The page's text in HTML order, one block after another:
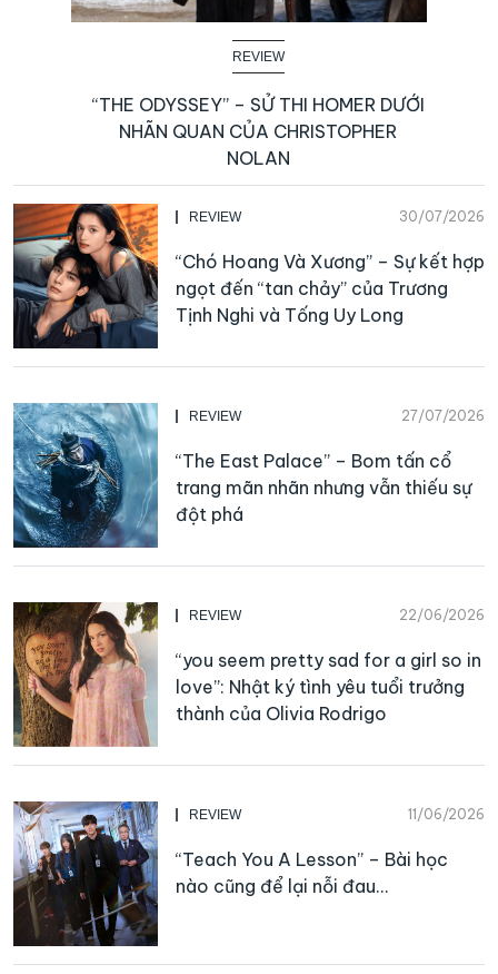
REVIEW
“THE ODYSSEY” – SỬ THI HOMER DƯỚI
NHÃN QUAN CỦA CHRISTOPHER
NOLAN
REVIEW 30/07/2026
“Chó Hoang Và Xương” – Sự kết hợp
ngọt đến “tan chảy” của Trương
Tịnh Nghi và Tống Uy Long
REVIEW 27/07/2026
“The East Palace” – Bom tấn cổ
trang mãn nhãn nhưng vẫn thiếu sự
đột phá
REVIEW 22/06/2026
“you seem pretty sad for a girl so in
love”: Nhật ký tình yêu tuổi trưởng
thành của Olivia Rodrigo
REVIEW 11/06/2026
“Teach You A Lesson” – Bài học
nào cũng để lại nỗi đau…